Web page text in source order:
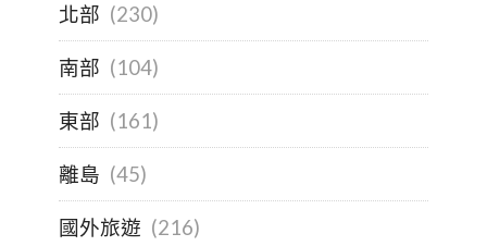
北部 (230)
南部 (104)
東部 (161)
離島 (45)
國外旅遊 (216)